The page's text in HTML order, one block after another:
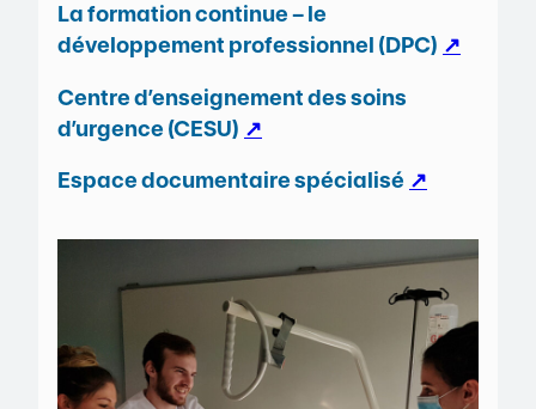
La formation continue – le
développement professionnel (DPC) ↗
Centre d’enseignement des soins
d’urgence (CESU) ↗
Espace documentaire spécialisé ↗